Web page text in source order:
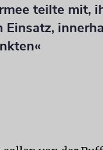
teilte mit,
Einsatz,